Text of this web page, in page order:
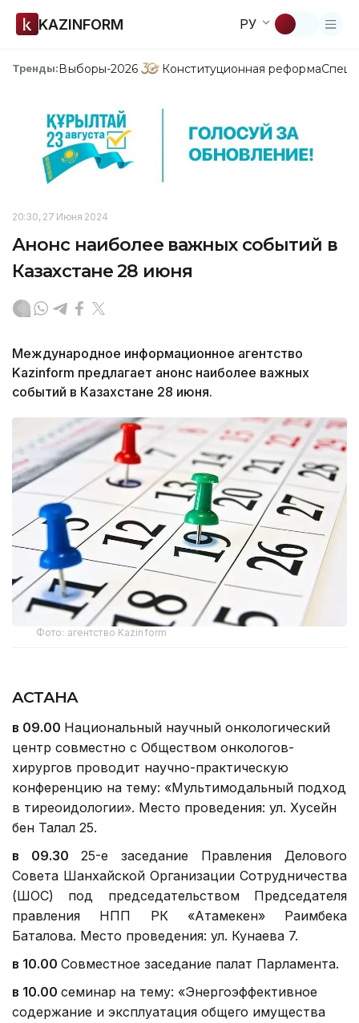
KAZINFORM РУ
Тренды:Выборы-2026 Конституционная реформа
20:30, 27 Июня 2024
Анонс наиболее важных событий в
Казахстане 28 июня
Международное информационное агентство
Kazinform предлагает анонс наиболее важных
событий в Казахстане 28 июня.
Фото: агентство Kazinform
АСТАНА
в 09.00 Национальный научный онкологический
центр совместно с Обществом онкологов-
хирургов проводит научно-практическую
конференцию на тему: «Мультимодальный подход
в тиреоидологии». Место проведения: ул. Хусейн
бен Талал 25.
в 09.30 25-е заседание Правления Делового
Совета Шанхайской Организации Сотрудничества
(ШОС) под председательством Председателя
правления НПП РК «Атамекен» Раимбека
Баталова. Место проведения: ул. Кунаева 7.
в 10.00 Совместное заседание палат Парламента.
в 10.00 семинар на тему: «Энергоэффективное
содержание и эксплуатация общего имущества